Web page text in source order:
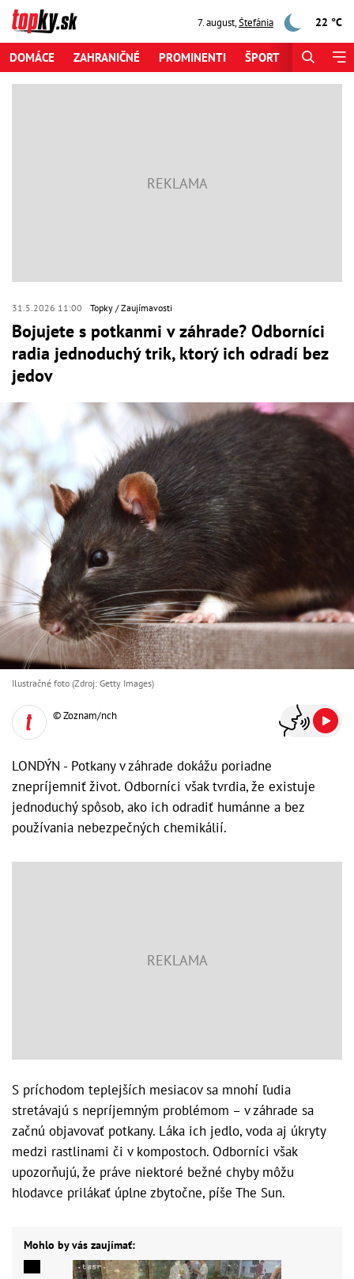
7. august,Štefánia 22 °C
DOMÁCE ZAHRANIČNÉ PROMINENTI ŠPORT
31.5.2026 11:00 Topky Zaujímavosti
Bojujete s potkanmi v záhrade? Odborníci
radia jednoduchý trik, ktorý ich odradí bez
jedov
Ilustračné foto (Zdroj: Getty Images)
© Zoznam/nch
LONDÝN - Potkany v záhrade dokážu poriadne
znepríjemniť život. Odborníci však tvrdia, že existuje
jednoduchý spôsob, ako ich odradiť humánne a bez
používania nebezpečných chemikálií.
S príchodom teplejších mesiacov sa mnohí ľudia
stretávajú s nepríjemným problémom – v záhrade sa
začnú objavovať potkany. Láka ich jedlo, voda aj úkryty
medzi rastlinami či v kompostoch. Odborníci však
upozorňujú, že práve niektoré bežné chyby môžu
hlodavce prilákať úplne zbytočne, píše The Sun.
Mohlo by vás zaujímať: